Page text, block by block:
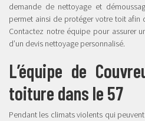
demande de nettoyage et
permet ainsi de protéger votre toit afin
Contactez notre équipe pour assurer
d’un devis nettoyage personnalisé.
L’équipe de
toiture dans le 57
Pendant les climats violents qui